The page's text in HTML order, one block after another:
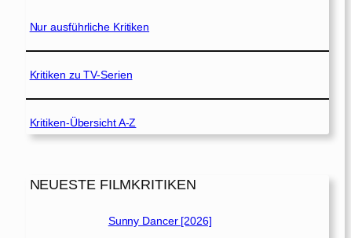
Nur ausführliche Kritiken
Kritiken zu TV-Serien
Kritiken-Übersicht A-Z
NEUESTE FILMKRITIKEN
Sunny Dancer [2026]